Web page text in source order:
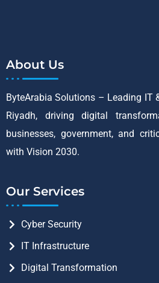
About Us
ByteArabia Solutions – Leading IT
Riyadh, driving digital
businesses, government, and
with Vision 2030.
Our Services
Cyber Security
IT Infrastructure
Digital Transformation